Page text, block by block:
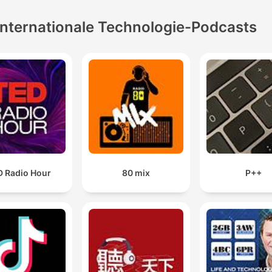
Technologie-Podcasts
Radio Hour 80 mix P++